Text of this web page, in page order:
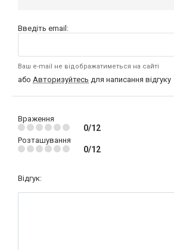
Введіть email:
Ваш e-mail не відображатиметься на сайті
або Авторизуйтесь для написання відгуку
Враження
0/12
Розташування
0/12
Відгук: